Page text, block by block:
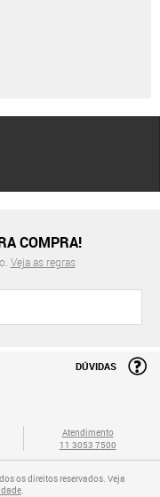
Bloco Matelassê Nude
COMPRA!
Veja as regras
DÚVIDAS
Atendimento
11 3053 7500
os direitos reservados. Veja
.